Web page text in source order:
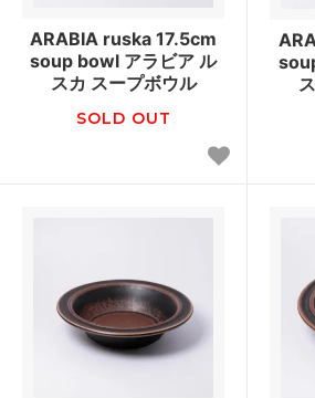
ARABIA ruska 17.5cm
soup bowl アラビア ル
スカ スープボウル
SOLD OUT